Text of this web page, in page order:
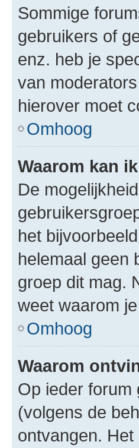
Sommige
gebruikers of
enz. heb je
van
hierover moet
Omhoog
Waarom kan
De
het
helemaal geen
groep dit mag.
weet waarom
Omhoog
Waarom
Op ieder forum
(volgens de
ontvangen.